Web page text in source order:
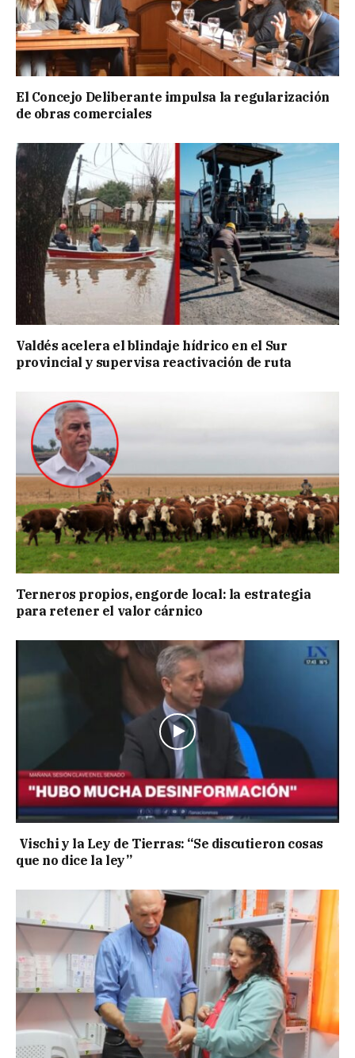
El Concejo Deliberante impulsa la regularización
de obras comerciales
Valdés acelera el blindaje hídrico en el Sur
provincial y supervisa reactivación de ruta
Terneros propios, engorde local: la estrategia
para retener el valor cárnico
Vischi y la Ley de Tierras: “Se discutieron cosas
que no dice la ley”